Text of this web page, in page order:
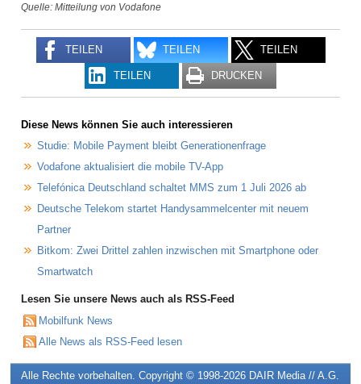
Quelle: Mitteilung von Vodafone
TEILEN TEILEN TEILEN
TEILEN DRUCKEN
Diese News können Sie auch interessieren
Studie: Mobile Payment bleibt Generationenfrage
Vodafone aktualisiert die mobile TV-App
Telefónica Deutschland schaltet MMS zum 1 Juli 2026 ab
Deutsche Telekom startet Handysammelcenter mit neuem
Partner
Bitkom: Zwei Drittel zahlen inzwischen mit Smartphone oder
Smartwatch
Lesen Sie unsere News auch als RSS-Feed
Mobilfunk News
Alle News als RSS-Feed lesen
Alle Rechte vorbehalten. Copyright © 1998-2026 DAIR Media // A.G.